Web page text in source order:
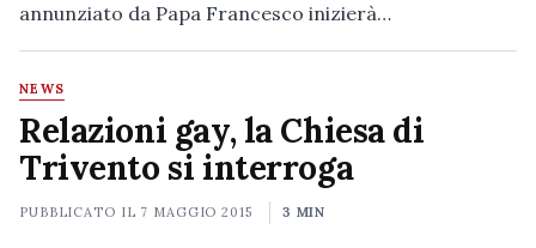
annunziato da Papa Francesco inizierà…
NEWS
Relazioni gay, la Chiesa di
Trivento si interroga
PUBBLICATO IL 7 MAGGIO 2015 3 MIN